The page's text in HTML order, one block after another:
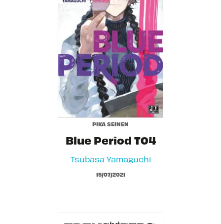
PIKA SEINEN
Blue Period T04
Tsubasa Yamaguchi
15/07/2021